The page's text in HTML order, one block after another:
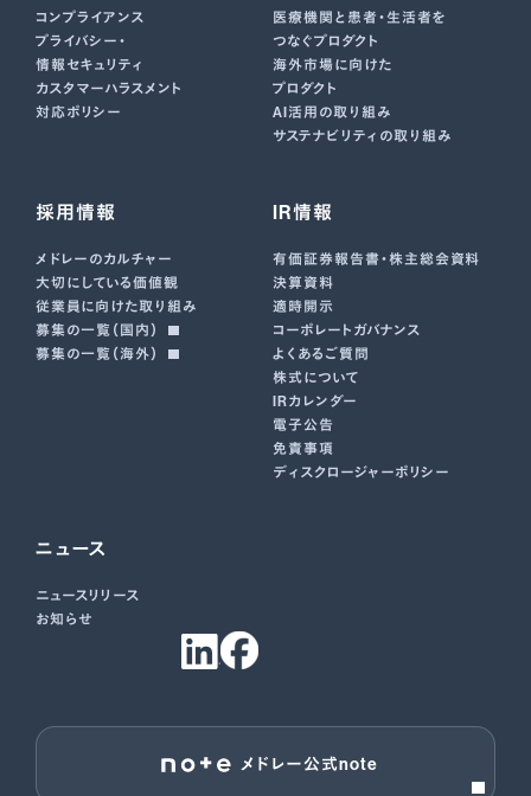
コンプライアンス
プライバシー・
情報セキュリティ
カスタマーハラスメント
対応ポリシー
医療機関と患者・生活者を
つなぐプロダクト
海外市場に向けた
プロダクト
AI活用の取り組み
サステナビリティの取り組み
採用情報
メドレーのカルチャー
大切にしている価値観
従業員に向けた取り組み
募集の一覧（国内）
募集の一覧（海外）
IR情報
有価証券報告書･株主総会資料
決算資料
適時開示
コーポレートガバナンス
よくあるご質問
株式について
IRカレンダー
電子公告
免責事項
ディスクロージャーポリシー
ニュース
ニュースリリース
お知らせ
メドレー公式note